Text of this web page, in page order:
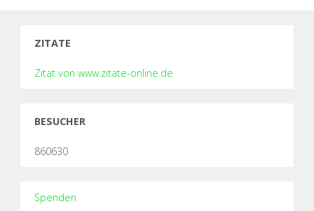
ZITATE
Zitat von www.zitate-online.de
BESUCHER
860630
Spenden